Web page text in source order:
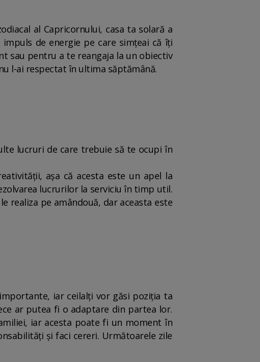
al Capricornului, casa ta solară a
de energie pe care simțeai că îți
sau pentru a te reangaja la un obiectiv
l-ai respectat în ultima săptămână.
lucruri de care trebuie să te ocupi în
așa că acesta este un apel la
lucrurilor la serviciu în timp util.
realiza pe amândouă, dar aceasta este
iar ceilalți vor găsi poziția ta
ar putea fi o adaptare din partea lor.
iar acesta poate fi un moment în
și faci cereri. Următoarele zile